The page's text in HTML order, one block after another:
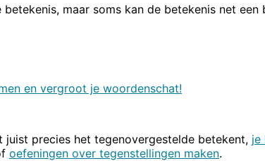
maar soms kan de betekenis net een
en vergroot je woordenschat!
juist precies het tegenovergestelde betekent, je
oefeningen over tegenstellingen maken.